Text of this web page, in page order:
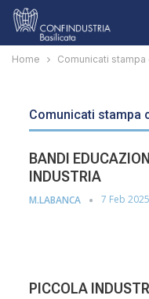
Home Comunicati
Comunicati stampa
BANDI
INDUSTRIA
M.LABANCA 7 Feb 2025
PICCOLA